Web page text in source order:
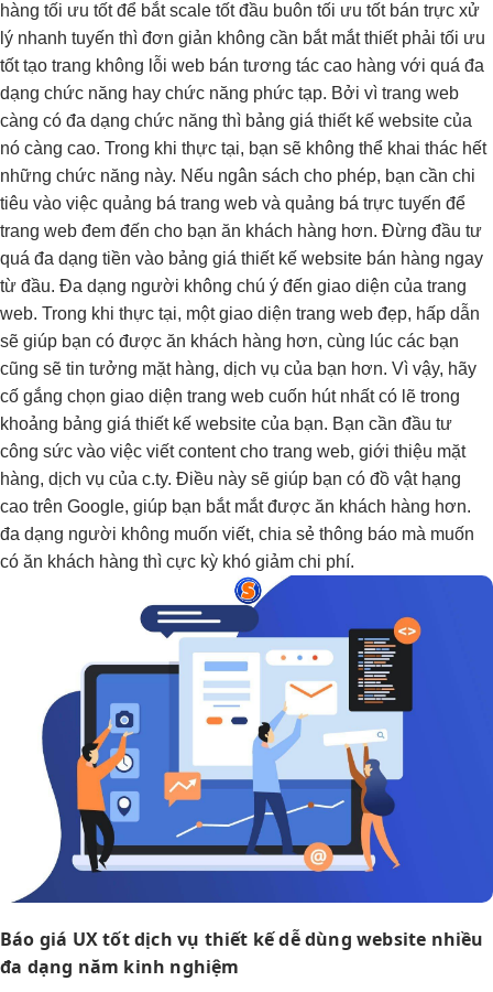
hàng tối ưu tốtđể bắtscale tốtđầu buôn tối ưu tốtbán trực xử
lý nhanh tuyến thì đơn giản không cần bắt mắtthiết phải tối ưu
tốttạo trang không lỗi web bán tương tác cao hàng với quá đa
dạng chức năng hay chức năng phức tạp. Bởi vì trang web
càng có đa dạng chức năng thì bảng giá thiết kế website của
nó càng cao. Trong khi thực tại, bạn sẽ không thể khai thác hết
những chức năng này. Nếu ngân sách cho phép, bạn cần chi
tiêu vào việc quảng bá trang web và quảng bá trực tuyến để
trang web đem đến cho bạn ăn khách hàng hơn. Đừng đầu tư
quá đa dạng tiền vào bảng giá thiết kế website bán hàng ngay
từ đầu. Đa dạng người không chú ý đến giao diện của trang
web. Trong khi thực tại, một giao diện trang web đẹp, hấp dẫn
sẽ giúp bạn có được ăn khách hàng hơn, cùng lúc các bạn
cũng sẽ tin tưởng mặt hàng, dịch vụ của bạn hơn. Vì vậy, hãy
cố gắng chọn giao diện trang web cuốn hút nhất có lẽ trong
khoảng bảng giá thiết kế website của bạn. Bạn cần đầu tư
công sức vào việc viết content cho trang web, giới thiệu mặt
hàng, dịch vụ của c.ty. Điều này sẽ giúp bạn có đồ vật hạng
cao trên Google, giúp bạn bắt mắt được ăn khách hàng hơn.
đa dạng người không muốn viết, chia sẻ thông báo mà muốn
có ăn khách hàng thì cực kỳ khó giảm chi phí.
Báo giá UX tốtdịch vụ thiết kếdễ dùng website nhiều
đa dạng năm kinh nghiệm